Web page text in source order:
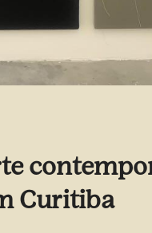
Curitiba